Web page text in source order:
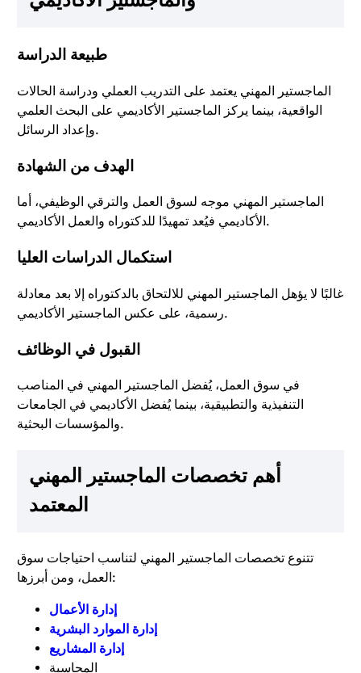
طبيعة الدراسة
الماجستير المهني يعتمد على التدريب العملي ودراسة الحالات
الواقعية، بينما يركز الماجستير الأكاديمي على البحث العلمي
وإعداد الرسائل.
الهدف من الشهادة
الماجستير المهني موجه لسوق العمل والترقي الوظيفي، أما
الأكاديمي فيُعد تمهيدًا للدكتوراه والعمل الأكاديمي.
استكمال الدراسات العليا
غالبًا لا يؤهل الماجستير المهني للالتحاق بالدكتوراه إلا بعد معادلة
رسمية، على عكس الماجستير الأكاديمي.
القبول في الوظائف
في سوق العمل، يُفضل الماجستير المهني في المناصب
التنفيذية والتطبيقية، بينما يُفضل الأكاديمي في الجامعات
والمؤسسات البحثية.
أهم تخصصات الماجستير المهني
المعتمد
تتنوع تخصصات الماجستير المهني لتناسب احتياجات سوق
العمل، ومن أبرزها:
إدارة الأعمال
إدارة الموارد البشرية
إدارة المشاريع
المحاسبة